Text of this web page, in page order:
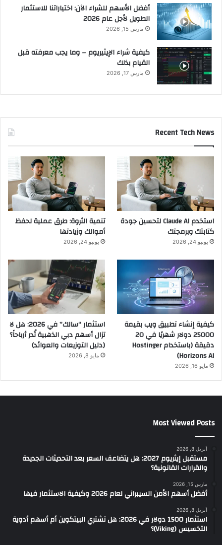
أفضل الأسهم للشراء الآن: اختياراتنا للاستثمار
الطويل لأجل عام 2026
مارس 15, 2026
كيفية شراء الإيثيريوم – وما يجب معرفته قبل
القيام بذلك
مارس 17, 2026
Recent Tech News
استخدم Claude AI لتحسين جودة
كتابتك وبرمجتك
يونيو 24, 2026
تنمية الثروة: طرق عملية لحفظ
أموالك وزيادتها
يونيو 24, 2026
كيفية إنشاء تطبيق ويب بقيمة
25000 دولار شهريًا في 20
دقيقة (باستخدام Hostinger
Horizons AI)
مايو 16, 2026
استثمار “سالك” في 2026: هل لا
تزال أسهم دبي الذهبية تُدر أرباحاً؟
(دليل التوزيعات والعوائد)
مايو 8, 2026
Most Viewed Posts
أبريل 8, 2026
مستقبل إيثريوم 2027: هل يتضاعف السعر بعد التحديثات الجديدة
والقرارات القانونية؟
مارس 15, 2026
أفضل أسهم الأمن السيبراني لعام 2026 وكيفية الاستثمار فيها
أبريل 8, 2026
استثمار 1500 دولار في 2026: هل تشتري البيتكوين أم أسهم أدوية
التخسيس (Viking)؟